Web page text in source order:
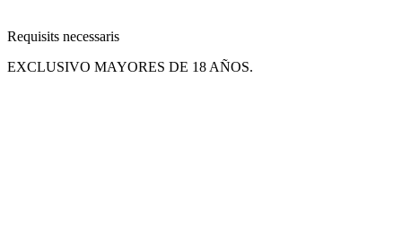
Requisits necessaris
EXCLUSIVO MAYORES DE 18 AÑOS.